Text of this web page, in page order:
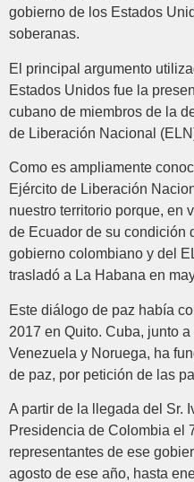
gobierno de los Estados
soberanas.
El principal argumento
Estados Unidos fue la
cubano de miembros de la
de Liberación Nacional
Como es ampliamente
Ejército de Liberación
nuestro territorio porque, en
de Ecuador de su condición
gobierno colombiano y del
trasladó a La Habana en
Este diálogo de paz había
2017 en Quito. Cuba, junto
Venezuela y Noruega, ha
de paz, por petición de las
A partir de la llegada del Sr.
Presidencia de Colombia el
representantes de ese
agosto de ese año, hasta